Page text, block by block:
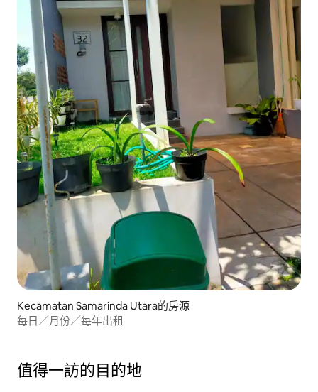
Kecamatan Samarinda Utara的房源
每日／月份／每年出租
值得一訪的目的地